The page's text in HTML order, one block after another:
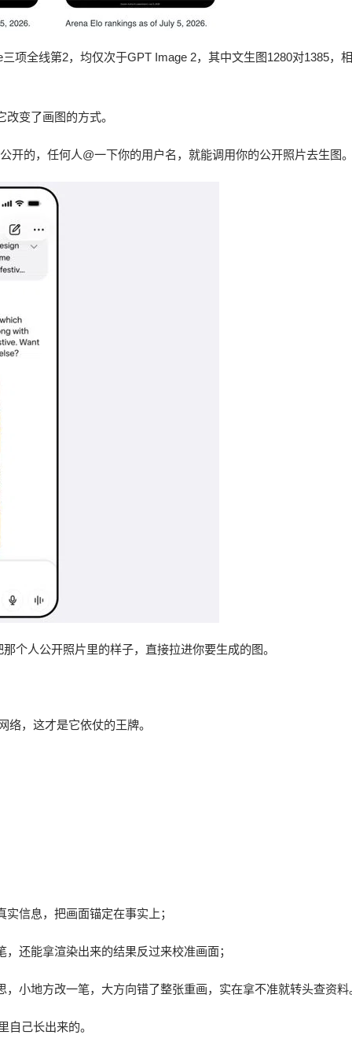
项全线第2，均仅次于GPT Image 2，其中文生图1280对1385，
变了画图的方式。
开的，任何人@一下你的用户名，就能调用你的公开照片去生图
个人公开照片里的样子，直接拉进你要生成的图。
，这才是它依仗的王牌。
信息，把画面锚定在事实上；
还能拿渲染出来的结果反过来校准画面；
小地方改一笔，大方向错了整张重画，实在拿不准就转头查资料
自己长出来的。